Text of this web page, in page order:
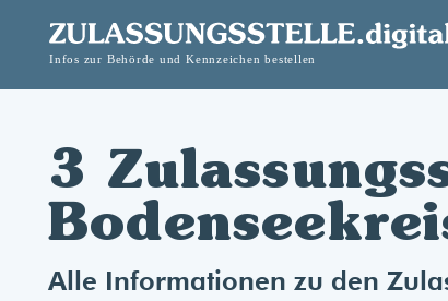
3
Alle Informationen zu den